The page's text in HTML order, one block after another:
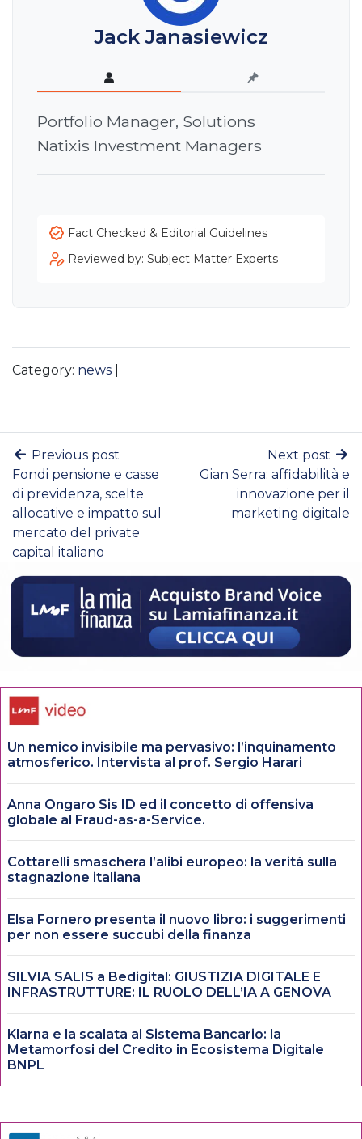
Jack Janasiewicz
Portfolio Manager, Solutions
Natixis Investment Managers
Fact Checked & Editorial Guidelines
Reviewed by: Subject Matter Experts
Category: news
Previous post
Fondi pensione e casse
di previdenza, scelte
allocative e impatto sul
mercato del private
capital italiano
Next post
Gian Serra: affidabilità e
innovazione per il
marketing digitale
Un nemico invisibile ma pervasivo: l’inquinamento
atmosferico. Intervista al prof. Sergio Harari
Anna Ongaro Sis ID ed il concetto di offensiva
globale al Fraud-as-a-Service.
Cottarelli smaschera l’alibi europeo: la verità sulla
stagnazione italiana
Elsa Fornero presenta il nuovo libro: i suggerimenti
per non essere succubi della finanza
SILVIA SALIS a Bedigital: GIUSTIZIA DIGITALE E
INFRASTRUTTURE: IL RUOLO DELL’IA A GENOVA
Klarna e la scalata al Sistema Bancario: la
Metamorfosi del Credito in Ecosistema Digitale
BNPL